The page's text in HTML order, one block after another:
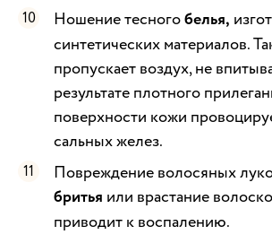
Ношение тесногобелья,
синтетических материалов.
пропускает воздух, не
результате плотного
поверхности кожи
сальных желез.
Повреждение волосяных
бритья или врастание
приводит к воспалению.